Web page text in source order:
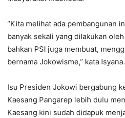
“Kita melihat ada pembangunan
banyak sekali yang dilakukan
bahkan PSI juga membuat,
bernama Jokowisme,” kata Isyana.
Isu Presiden Jokowi bergabung
Kaesang Pangarep lebih dulu
Kaesang kini sudah didapuk